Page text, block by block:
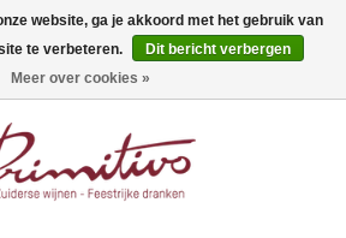
0 Artikelen - €0,00
website, ga je akkoord met het gebruik van
te verbeteren.
Dit bericht verbergen
Meer over cookies »